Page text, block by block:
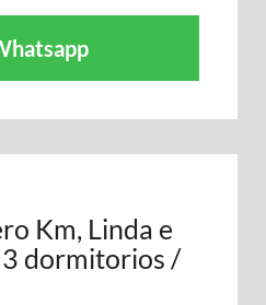
Km, Linda e
dormitorios /